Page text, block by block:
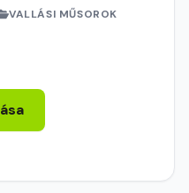
VALLÁSI MŰSOROK